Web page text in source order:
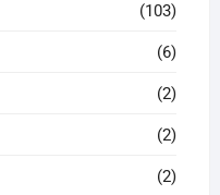
(103)
(6)
(2)
(2)
(2)